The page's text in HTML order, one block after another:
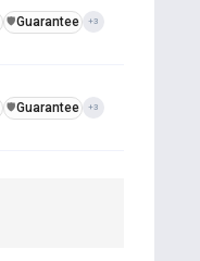
️🛡️Guarantee +3
️🛡️Guarantee +3